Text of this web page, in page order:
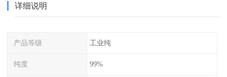
详细说明
产品等级 工业纯
纯度 99%